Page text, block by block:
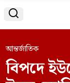

আন্তর্জাতিক
বিপদে